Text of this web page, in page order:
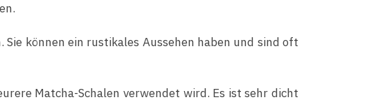
können ein rustikales Aussehen haben und sind oft
Matcha-Schalen verwendet wird. Es ist sehr dicht